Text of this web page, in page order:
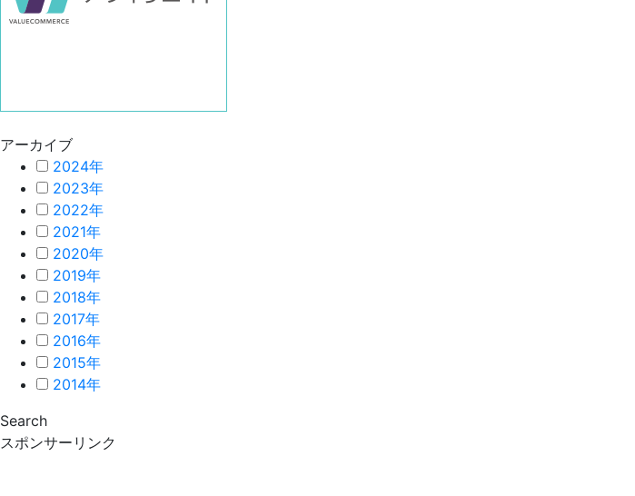
アーカイブ
2024年
2023年
2022年
2021年
2020年
2019年
2018年
2017年
2016年
2015年
2014年
Search
スポンサーリンク